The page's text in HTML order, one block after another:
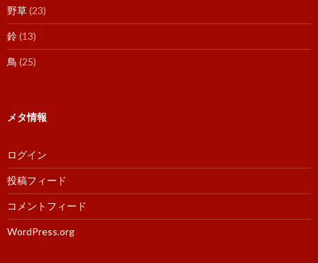
野草(23)
鈴(13)
鳥 (25)
メタ情報
ログイン
投稿フィード
コメントフィード
WordPress.org